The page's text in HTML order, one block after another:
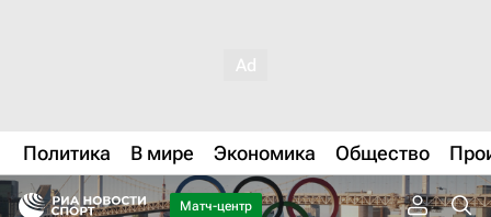
Политика В мире Экономика Общество
Матч-центр